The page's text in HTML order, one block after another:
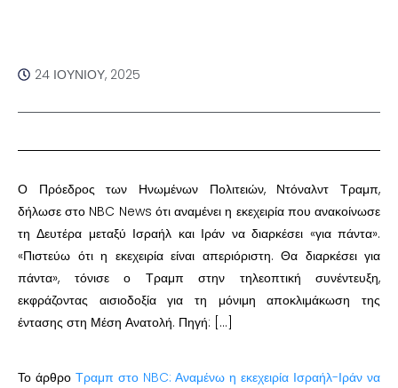
24 ΙΟΥΝΊΟΥ, 2025
Ο Πρόεδρος των Ηνωμένων Πολιτειών, Ντόναλντ Τραμπ,
δήλωσε στο NBC News ότι αναμένει η εκεχειρία που ανακοίνωσε
τη Δευτέρα μεταξύ Ισραήλ και Ιράν να διαρκέσει «για πάντα».
«Πιστεύω ότι η εκεχειρία είναι απεριόριστη. Θα διαρκέσει για
πάντα», τόνισε ο Τραμπ στην τηλεοπτική συνέντευξη,
εκφράζοντας αισιοδοξία για τη μόνιμη αποκλιμάκωση της
έντασης στη Μέση Ανατολή. Πηγή: […]
Το άρθρο Τραμπ στο NBC: Αναμένω η εκεχειρία Ισραήλ-Ιράν να